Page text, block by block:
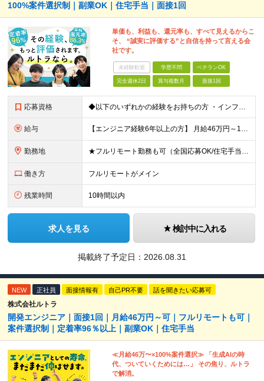
100%案件選択制｜副業OK｜住宅手当｜面接1回
単価も、利益も、還元率も、すべて見えるからこ
そ、 “誠実に評価する”と自信を持って言える会
社です。
未経験歓迎 学歴不問 ベテランOK
完全週休2日 賞与複数月 面接1回
応募資格 ◆以下のいずれかの経験をお持ちの方 ・インフラ設計・構築の実務経験（オンプレ/クラウドどちらもOK） ・クラウド環境下での運用保守に関する実務経験 ◆学歴不問 ＜こんな方は特に歓迎します＞ ◎これま
給与 【エンジニア経験6年以上の方】 月給46万円～100万円（固定残業代含む） ※上記月給には月30時間分の固定残業代（月8万7,400円～月19万円）を含む。超過分は全額支給。 【エンジニア経験4年以
勤務地 ★フルリモート勤務も可（全国応募OK/住宅手当を支給します） ※案件によって常駐が必要になる場合があります。 ※希望がない限り、転勤はありません ※U・Iターン歓迎 ★ルトラの社員は全国各地で活躍中
働き方 フルリモートがメイン
残業時間 10時間以内
求人を見る 検討中に入れる
掲載終了予定日： 2026.08.31
NEW 正社員 面接情報有 自己PR不要 話を聞きたい応募可
株式会社ルトラ
開発エンジニア｜面接1回｜月給46万円～可｜フルリモートも可｜
案件選択制｜定着率96％以上｜副業OK｜住宅手当
≪月給46万〜×100%案件選択≫ 「生成AIの時
代、ついていくためには…」 その焦り、ルトラ
で解消。